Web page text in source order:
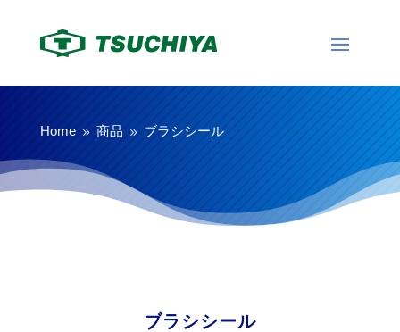
Home 9 商品 9 ブラシシール
ブラシシール